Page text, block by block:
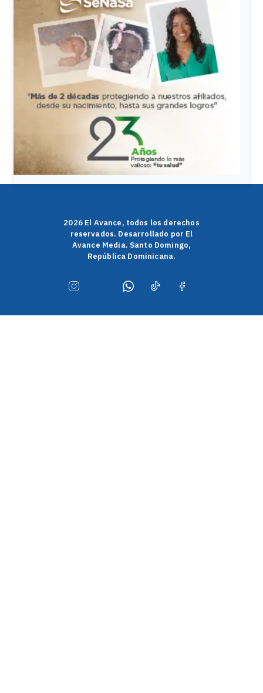
2026 El Avance, todos los derechos
reservados. Desarrollado por El
Avance Media. Santo Domingo,
República Dominicana.